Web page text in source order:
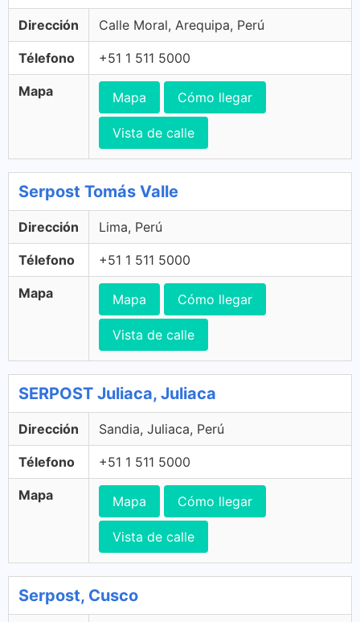
Dirección Calle Moral, Arequipa, Perú
Télefono +51 1 511 5000
Mapa Mapa Cómo llegar
Vista de calle
Serpost Tomás Valle
Dirección Lima, Perú
Télefono +51 1 511 5000
Mapa Mapa Cómo llegar
Vista de calle
SERPOST Juliaca, Juliaca
Dirección Sandia, Juliaca, Perú
Télefono +51 1 511 5000
Mapa Mapa Cómo llegar
Vista de calle
Serpost, Cusco